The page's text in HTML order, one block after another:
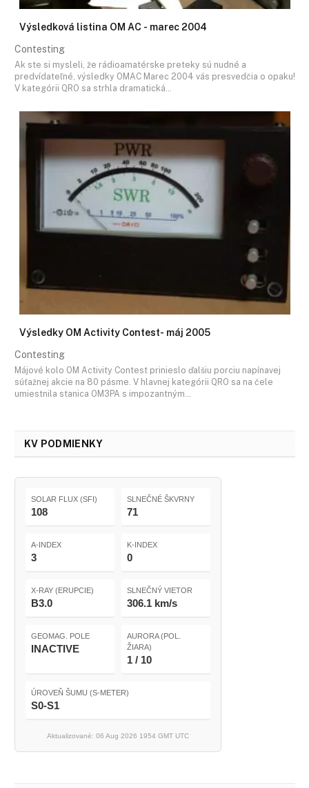
Výsledková listina OM AC - marec 2004
Contesting
Ak ste si mysleli, že rádioamatérske preteky sú nudné a
predvídateľné, výsledky OMAC Marec 2004 vás presvedčia o opaku!
V kategórii QRO sa strhla dramatická…
Výsledky OM Activity Contest- máj 2005
Contesting
Májové kolo OM Activity Contest prinieslo ďalšiu porciu napínavej
súťažnej akcie na 80 pásme. V hlavnej kategórii QRO sa na čele
umiestnila stanica OM3PA s impozantným…
KV PODMIENKY
SOLAR FLUX (SFI)
108
SLNEČNÉ ŠKVRNY
71
A-INDEX
3
K-INDEX
0
X-RAY (ERUPCIE)
B3.0
SLNEČNÝ VIETOR
306.1 km/s
GEOMAG. POLE
INACTIVE
AURORA (POL.
ŽIARA)
1 / 10
ÚROVEŇ ŠUMU (S-METER)
S0-S1
Aktualizované: 06 Aug 2026 1954 GMT UTC